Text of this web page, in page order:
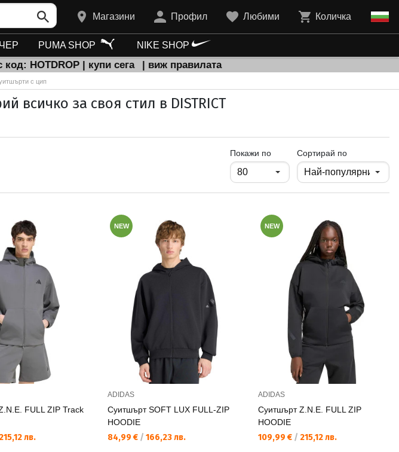
Магазини Профил Любими Количка
PUMA SHOP NIKE SHOP
код: HOTDROP | купи сега | виж правилата
с цип
всичко за своя стил в DISTRICT
Покажи попродукти на страница
Сортирай по
FULL ZIP Track
лв.
NEW
ADIDAS
Суитшърт SOFT LUX FULL-ZIP
HOODIE
Текуща цена:
84,99 € / 166,23 лв.
NEW
ADIDAS
Суитшърт Z.N.E. FULL ZIP
HOODIE
Текуща цена:
109,99 € / 215,12 лв.